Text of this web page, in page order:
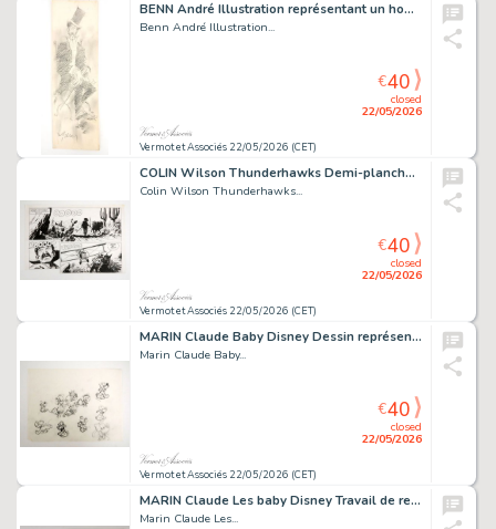
BENN André Illustration représentant un homme Mine...
Benn André Illustration...
Vermot et Associés 22/05/2026 (CET)
closed
22/05/2026
€40
COLIN Wilson Thunderhawks Demi-planche Encre de chine 34,5...
Colin Wilson Thunderhawks...
Vermot et Associés 22/05/2026 (CET)
closed
22/05/2026
€40
MARIN Claude Baby Disney Dessin représentant un ensemble...
Marin Claude Baby...
Vermot et Associés 22/05/2026 (CET)
closed
22/05/2026
€40
MARIN Claude Les baby Disney Travail de recherche pour...
Marin Claude Les...